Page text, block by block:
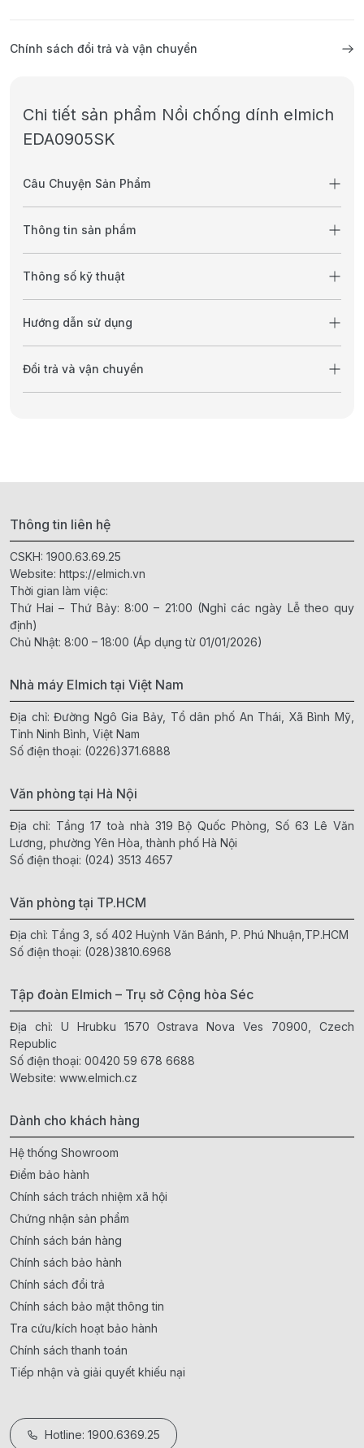
Chính sách đổi trả và vận chuyển
Chi tiết sản phẩm Nồi chống dính elmich
EDA0905SK
Câu Chuyện Sản Phẩm
Thông tin sản phẩm
Thông số kỹ thuật
Hướng dẫn sử dụng
Đổi trả và vận chuyển
Thông tin liên hệ
CSKH: 1900.63.69.25
Website: https://elmich.vn
Thời gian làm việc:
Thứ Hai – Thứ Bảy: 8:00 – 21:00 (Nghỉ các ngày Lễ theo quy
định)
Chủ Nhật: 8:00 – 18:00 (Áp dụng từ 01/01/2026)
Nhà máy Elmich tại Việt Nam
Địa chỉ: Đường Ngô Gia Bảy, Tổ dân phố An Thái, Xã Bình Mỹ,
Tỉnh Ninh Bình, Việt Nam
Số điện thoại: (0226)371.6888
Văn phòng tại Hà Nội
Địa chỉ: Tầng 17 toà nhà 319 Bộ Quốc Phòng, Số 63 Lê Văn
Lương, phường Yên Hòa, thành phố Hà Nội
Số điện thoại: (024) 3513 4657
Văn phòng tại TP.HCM
Địa chỉ: Tầng 3, số 402 Huỳnh Văn Bánh, P. Phú Nhuận,TP.HCM
Số điện thoại: (028)3810.6968
Tập đoàn Elmich – Trụ sở Cộng hòa Séc
Địa chỉ: U Hrubku 1570 Ostrava Nova Ves 70900, Czech
Republic
Số điện thoại: 00420 59 678 6688
Website: www.elmich.cz
Dành cho khách hàng
Hệ thống Showroom
Điểm bảo hành
Chính sách trách nhiệm xã hội
Chứng nhận sản phẩm
Chính sách bán hàng
Chính sách bảo hành
Chính sách đổi trả
Chính sách bảo mật thông tin
Tra cứu/kích hoạt bảo hành
Chính sách thanh toán
Tiếp nhận và giải quyết khiếu nại
Hotline: 1900.6369.25